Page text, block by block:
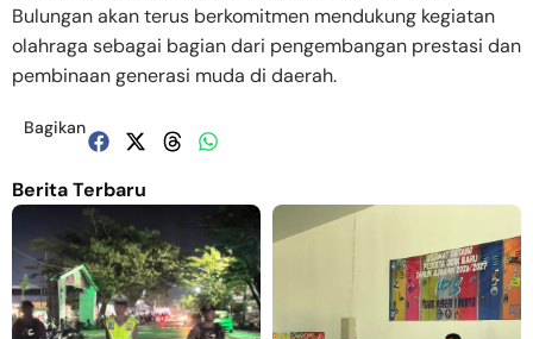
Bulungan akan terus berkomitmen mendukung kegiatan
olahraga sebagai bagian dari pengembangan prestasi dan
pembinaan generasi muda di daerah.
Bagikan
Berita Terbaru